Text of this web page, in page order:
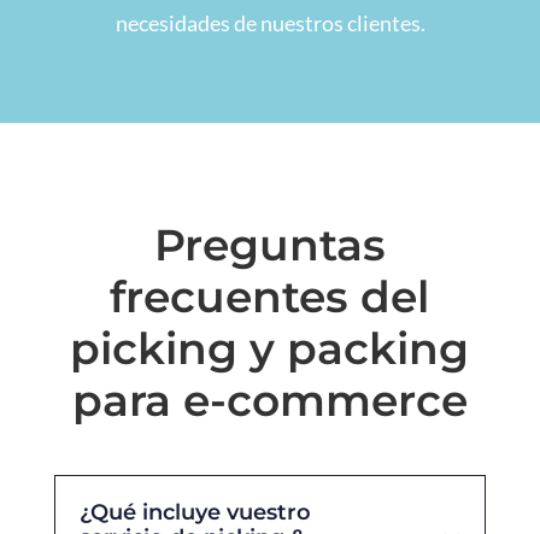
necesidades de nuestros clientes.
Preguntas
frecuentes del
picking y packing
para e-commerce
¿Qué incluye vuestro